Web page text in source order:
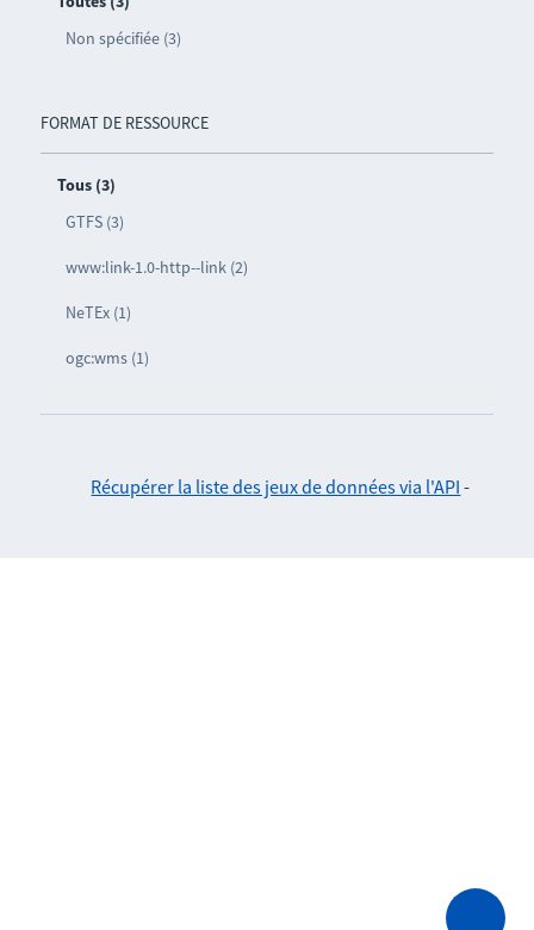
Non spécifiée (3)
FORMAT DE RESSOURCE
Tous (3)
GTFS (3)
www:link-1.0-http--link (2)
NeTEx (1)
ogc:wms (1)
Récupérer la liste des jeux de données via l'API -